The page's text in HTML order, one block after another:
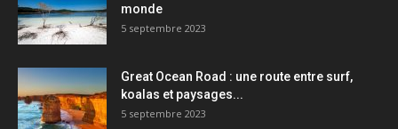
monde
5 septembre 2023
Great Ocean Road : une route entre surf,
koalas et paysages...
5 septembre 2023